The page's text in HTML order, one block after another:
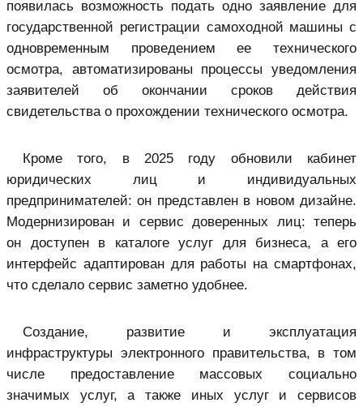
появилась возможность подать одно заявление для
государственной регистрации самоходной машины с
одновременным проведением ее технического
осмотра, автоматизированы процессы уведомления
заявителей об окончании сроков действия
свидетельства о прохождении технического осмотра.
Кроме того, в 2025 году обновили кабинет
юридических лиц и индивидуальных
предпринимателей: он представлен в новом дизайне.
Модернизирован и сервис доверенных лиц: теперь
он доступен в каталоге услуг для бизнеса, а его
интерфейс адаптирован для работы на смартфонах,
что сделало сервис заметно удобнее.
Создание, развитие и эксплуатация
инфраструктуры электронного правительства, в том
числе предоставление массовых социально
значимых услуг, а также иных услуг и сервисов